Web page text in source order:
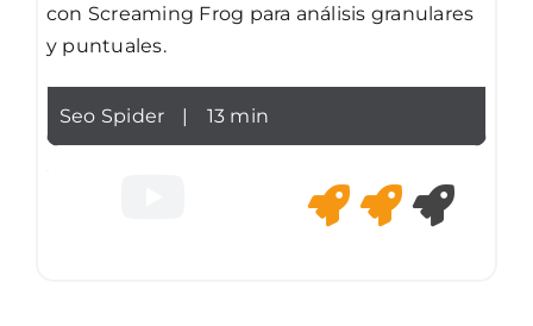
con Screaming Frog para análisis granulares
y puntuales.
Seo Spider 13 min